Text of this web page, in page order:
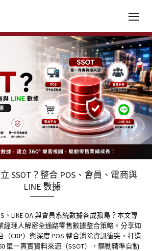
SSOT？整合 POS、會員、電商與
LINE 數據
、LINE OA 與會員系統數據各成孤島？本文專
經理人解密全通路零售數據整合策略。分享如
CDP）與深度 POS 整合消除資訊衝突，打造
單一真實資料來源（SSOT），驅動精準自動